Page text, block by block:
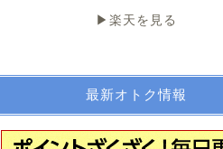
▶︎楽天を見る
最新オトク情報